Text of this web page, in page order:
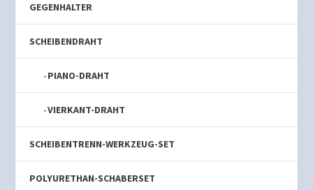
GEGENHALTER
SCHEIBENDRAHT
PIANO-DRAHT
VIERKANT-DRAHT
SCHEIBENTRENN-WERKZEUG-SET
POLYURETHAN-SCHABERSET